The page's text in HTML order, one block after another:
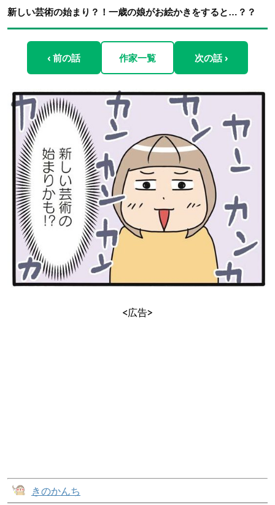
新しい芸術の始まり？！一歳の娘がお絵かきをすると…？？
‹ 前の話 作家一覧 次の話 ›
<広告>
きのかんち